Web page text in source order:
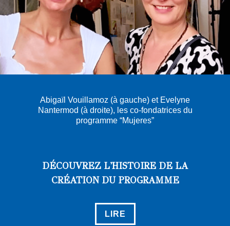
Abigaïl Vouillamoz (à gauche) et Evelyne
Nantermod (à droite), les co-fondatrices du
programme “Mujeres”
DÉCOUVREZ L'HISTOIRE DE LA
CRÉATION DU PROGRAMME
LIRE